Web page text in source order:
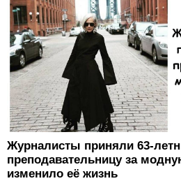
Журналисты приняли 63-
преподавательницу за
изменило её жизнь